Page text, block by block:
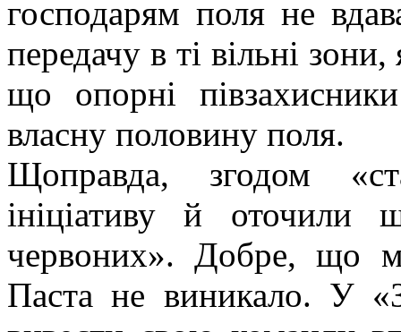
господарям поля не
передачу в ті вільні
що опорні
власну половину поля.
Щоправда, згодом
ініціативу й оточили
червоних». Добре, що
Паста не виникало. У